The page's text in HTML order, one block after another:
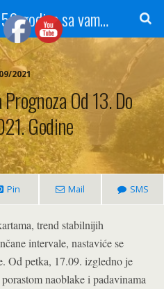
Radio Gradačac - 56 godina sa vama...
2021
Od 13. Do
Godine
Pin Mail SMS
trend stabilnijih
intervale, nastaviće se
Od petka, 17.09. izgledno je
naoblake i padavinama